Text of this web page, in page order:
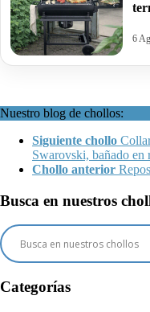
6
Nuestro blog de chollos:
Siguiente chollo
Swarovski, bañado
Chollo anterior
Busca en nuestros
Categorías